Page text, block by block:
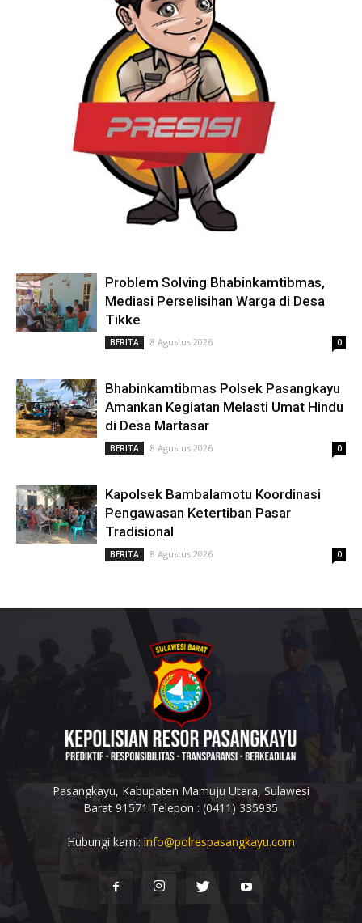
Problem Solving Bhabinkamtibmas,
Mediasi Perselisihan Warga di Desa
Tikke
BERITA 8 Agustus 2026 0
Bhabinkamtibmas Polsek Pasangkayu
Amankan Kegiatan Melasti Umat Hindu
di Desa Martasar
BERITA 8 Agustus 2026 0
Kapolsek Bambalamotu Koordinasi
Pengawasan Ketertiban Pasar
Tradisional
BERITA 8 Agustus 2026 0
Pasangkayu, Kabupaten Mamuju Utara, Sulawesi
Barat 91571 Telepon : (0411) 335935
Hubungi kami: info@polrespasangkayu.com